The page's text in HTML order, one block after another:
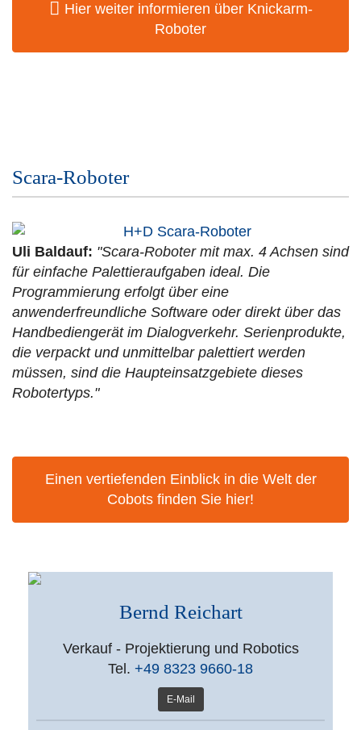
Hier weiter informieren über Knickarm-
Roboter
Scara-Roboter
Uli Baldauf: "Scara-Roboter mit max. 4 Achsen sind
für einfache Palettieraufgaben ideal. Die
Programmierung erfolgt über eine
anwenderfreundliche Software oder direkt über das
Handbediengerät im Dialogverkehr. Serienprodukte,
die verpackt und unmittelbar palettiert werden
müssen, sind die Haupteinsatzgebiete dieses
Robotertyps."
Einen vertiefenden Einblick in die Welt der
Cobots finden Sie hier!
Bernd Reichart
Verkauf - Projektierung und Robotics
Tel. +49 8323 9660-18
E-Mail